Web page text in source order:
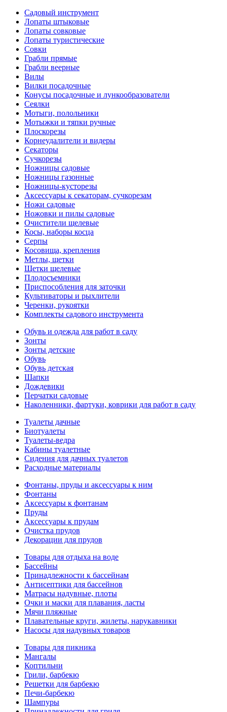
Садовый инструмент
Лопаты штыковые
Лопаты совковые
Лопаты туристические
Совки
Грабли прямые
Грабли веерные
Вилы
Вилки посадочные
Конусы посадочные и лункообразователи
Сеялки
Мотыги, полольники
Мотыжки и тяпки ручные
Плоскорезы
Корнеудалители и видеры
Секаторы
Сучкорезы
Ножницы садовые
Ножницы газонные
Ножницы-кусторезы
Аксессуары к секаторам, сучкорезам
Ножи садовые
Ножовки и пилы садовые
Очистители щелевые
Косы, наборы косца
Серпы
Косовища, крепления
Метлы, щетки
Щетки щелевые
Плодосъемники
Приспособления для заточки
Культиваторы и рыхлители
Черенки, рукоятки
Комплекты садового инструмента
Обувь и одежда для работ в саду
Зонты
Зонты детские
Обувь
Обувь детская
Шапки
Дождевики
Перчатки садовые
Наколенники, фартуки, коврики для работ в саду
Туалеты дачные
Биотуалеты
Туалеты-ведра
Кабины туалетные
Сидения для дачных туалетов
Расходные материалы
Фонтаны, пруды и аксессуары к ним
Фонтаны
Аксессуары к фонтанам
Пруды
Аксессуары к прудам
Очистка прудов
Декорации для прудов
Товары для отдыха на воде
Бассейны
Принадлежности к бассейнам
Антисептики для бассейнов
Матраcы надувные, плоты
Очки и маски для плавания, ласты
Мячи пляжные
Плавательные круги, жилеты, нарукавники
Насосы для надувных товаров
Товары для пикника
Мангалы
Коптильни
Грили, барбекю
Решетки для барбекю
Печи-барбекю
Шампуры